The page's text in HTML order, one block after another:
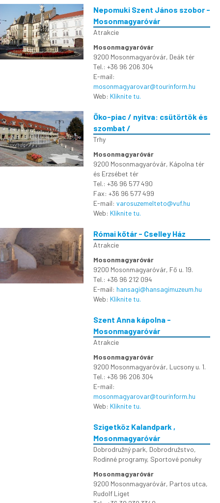
Nepomuki Szent János szobor -
Mosonmagyaróvár
Atrakcie
Mosonmagyaróvár
9200 Mosonmagyaróvár, Deák tér
Tel.: +36 96 206 304
E-mail:
mosonmagyarovar@tourinform.hu
Web: Kliknite tu.
Öko-piac / nyitva: csütörtök és
szombat /
Trhy
Mosonmagyaróvár
9200 Mosonmagyaróvár, Kápolna tér
és Erzsébet tér
Tel.: +36 96 577 490
Fax: +36 96 577 499
E-mail: varosuzemelteto@vuf.hu
Web: Kliknite tu.
Római kőtár - Cselley Ház
Atrakcie
Mosonmagyaróvár
9200 Mosonmagyaróvár, Fő u. 19.
Tel.: +36 96 212 094
E-mail: hansagi@hansagimuzeum.hu
Web: Kliknite tu.
Szent Anna kápolna -
Mosonmagyaróvár
Atrakcie
Mosonmagyaróvár
9200 Mosonmagyaróvár, Lucsony u. 1.
Tel.: +36 96 206 304
E-mail:
mosonmagyarovar@tourinform.hu
Web: Kliknite tu.
Szigetköz Kalandpark ,
Mosonmagyaróvár
Dobrodružný park, Dobrodružstvo,
Rodinné programy, Sportové ponuky
Mosonmagyaróvár
9200 Mosonmagyaróvár, Partos utca,
Rudolf Liget